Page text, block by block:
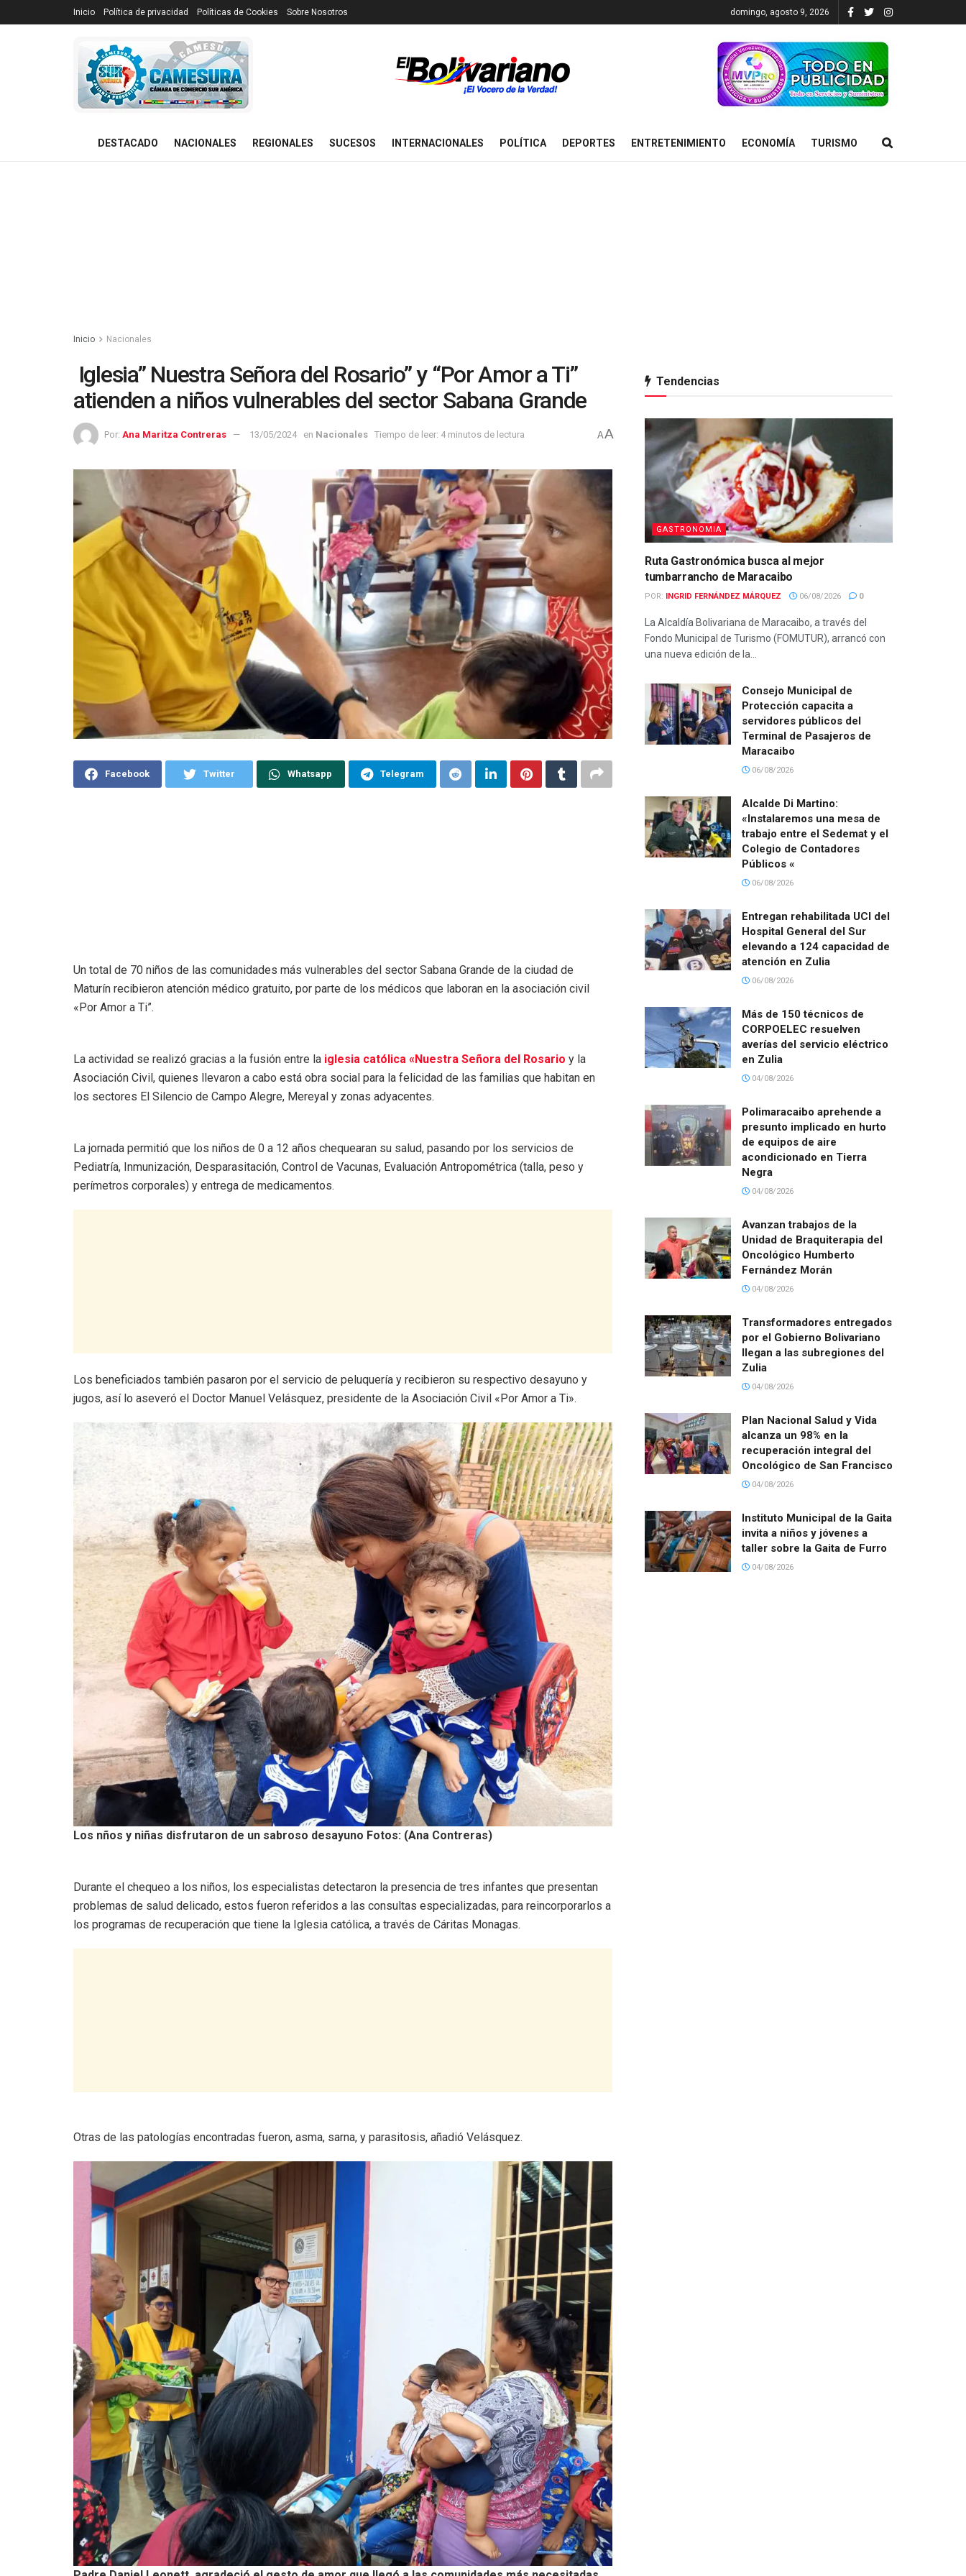
Inicio Política de privacidad Políticas de Cookies Sobre Nosotros domingo, agosto 9, 2026
DESTACADO NACIONALES REGIONALES SUCESOS INTERNACIONALES POLÍTICA DEPORTES ENTRETENIMIENTO ECONOMÍA TURISMO
Inicio Nacionales
Iglesia” Nuestra Señora del Rosario” y “Por Amor a Ti”
atienden a niños vulnerables del sector Sabana Grande
Por: Ana Maritza Contreras 13/05/2024 en Nacionales Tiempo de leer: 4 minutos de lectura AA
Facebook Twitter Whatsapp Telegram
Un total de 70 niños de las comunidades más vulnerables del sector Sabana Grande de la ciudad de
Maturín recibieron atención médico gratuito, por parte de los médicos que laboran en la asociación civil
«Por Amor a Ti”.
La actividad se realizó gracias a la fusión entre la iglesia católica «Nuestra Señora del Rosario y la
Asociación Civil, quienes llevaron a cabo está obra social para la felicidad de las familias que habitan en
los sectores El Silencio de Campo Alegre, Mereyal y zonas adyacentes.
La jornada permitió que los niños de 0 a 12 años chequearan su salud, pasando por los servicios de
Pediatría, Inmunización, Desparasitación, Control de Vacunas, Evaluación Antropométrica (talla, peso y
perímetros corporales) y entrega de medicamentos.
Los beneficiados también pasaron por el servicio de peluquería y recibieron su respectivo desayuno y
jugos, así lo aseveró el Doctor Manuel Velásquez, presidente de la Asociación Civil «Por Amor a Ti».
Los nños y niñas disfrutaron de un sabroso desayuno Fotos: (Ana Contreras)
Durante el chequeo a los niños, los especialistas detectaron la presencia de tres infantes que presentan
problemas de salud delicado, estos fueron referidos a las consultas especializadas, para reincorporarlos a
los programas de recuperación que tiene la Iglesia católica, a través de Cáritas Monagas.
Otras de las patologías encontradas fueron, asma, sarna, y parasitosis, añadió Velásquez.
Tendencias
GASTRONOMIA
Ruta Gastronómica busca al mejor
tumbarrancho de Maracaibo
POR: INGRID FERNÁNDEZ MÁRQUEZ 06/08/2026 0
La Alcaldía Bolivariana de Maracaibo, a través del
Fondo Municipal de Turismo (FOMUTUR), arrancó con
una nueva edición de la...
Consejo Municipal de
Protección capacita a
servidores públicos del
Terminal de Pasajeros de
Maracaibo
06/08/2026
Alcalde Di Martino:
«Instalaremos una mesa de
trabajo entre el Sedemat y el
Colegio de Contadores
Públicos «
06/08/2026
Entregan rehabilitada UCI del
Hospital General del Sur
elevando a 124 capacidad de
atención en Zulia
06/08/2026
Más de 150 técnicos de
CORPOELEC resuelven
averías del servicio eléctrico
en Zulia
04/08/2026
Polimaracaibo aprehende a
presunto implicado en hurto
de equipos de aire
acondicionado en Tierra
Negra
04/08/2026
Avanzan trabajos de la
Unidad de Braquiterapia del
Oncológico Humberto
Fernández Morán
04/08/2026
Transformadores entregados
por el Gobierno Bolivariano
llegan a las subregiones del
Zulia
04/08/2026
Plan Nacional Salud y Vida
alcanza un 98% en la
recuperación integral del
Oncológico de San Francisco
04/08/2026
Instituto Municipal de la Gaita
invita a niños y jóvenes a
taller sobre la Gaita de Furro
04/08/2026